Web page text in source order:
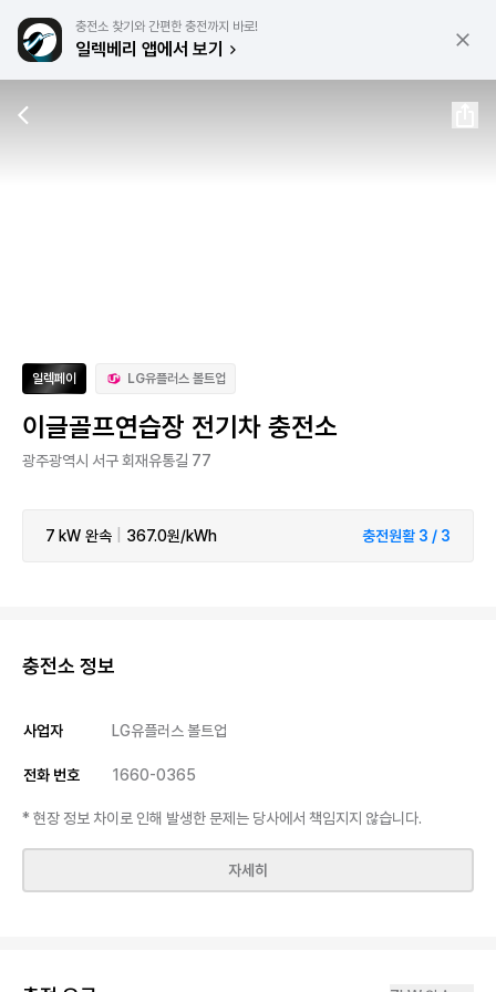
충전소 찾기와 간편한 충전까지 바로!
일렉베리 앱에서 보기
일렉페이 LG유플러스 볼트업
이글골프연습장 전기차 충전소
광주광역시 서구 회재유통길 77
7 kW 완속 367.0원/kWh 충전원활 3 / 3
충전소 정보
사업자 LG유플러스 볼트업
전화 번호 1660-0365
* 현장 정보 차이로 인해 발생한 문제는 당사에서 책임지지 않습니다.
자세히